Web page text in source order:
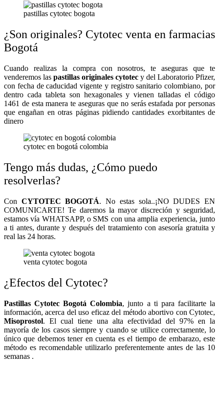
pastillas cytotec bogota
¿Son originales? Cytotec venta en farmacias
Bogotá
Cuando realizas la compra con nosotros, te aseguras que te
venderemos las pastillas originales cytotec y del Laboratorio Pfizer,
con fecha de caducidad vigente y registro sanitario colombiano, por
dentro cada tableta son hexagonales y vienen talladas el código
1461 de esta manera te aseguras que no serás estafada por personas
que engañan en otras páginas pidiendo cantidades exorbitantes de
dinero
cytotec en bogotá colombia
Tengo más dudas, ¿Cómo puedo
resolverlas?
Con CYTOTEC BOGOTÁ. No estas sola..¡NO DUDES EN
COMUNICARTE! Te daremos la mayor discreción y seguridad,
estamos vía WHATSAPP, o SMS con una amplia experiencia, junto
a ti antes, durante y después del tratamiento con asesoría gratuita y
real las 24 horas.
venta cytotec bogota
¿Efectos del Cytotec?
Pastillas Cytotec Bogotá Colombia, junto a ti para facilitarte la
información, acerca del uso eficaz del método abortivo con Cytotec,
Misoprostol. El cual tiene una alta efectividad del 97% en la
mayoría de los casos siempre y cuando se utilice correctamente, lo
único que debemos tener en cuenta es el tiempo de embarazo, este
método es recomendable utilizarlo preferentemente antes de las 10
semanas .